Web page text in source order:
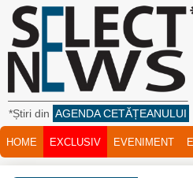
*Știri din AGENDA CETĂȚEANULUI
HOME EXCLUSIV EVENIMENT